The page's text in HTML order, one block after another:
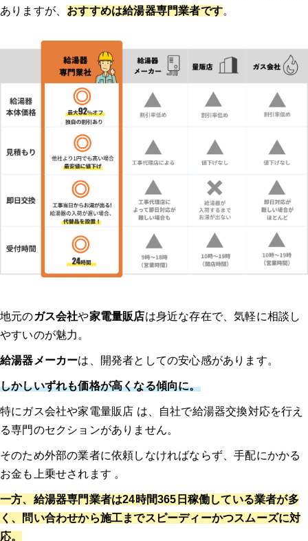
ありますが、 おすすめは給湯器専門業者です。
地元のガス会社や家電量販店は身近な存在で、気軽に相談し
やすいのが魅力。
給湯器メーカーは、開発者としての安心感があります。
しかしいずれも価格が高くなる傾向に。
特にガス会社や家電量販店 は、自社で給湯器交換対応を行え
る専門のセクションがありません。
そのため外部の業者に依頼しなければならず、手配にかかる
お金も上乗せされます 。
一方、給湯器専門業者は24時間365日稼働している業者が多
く、問い合わせから施工までスピーディーかつスムーズに対
応。